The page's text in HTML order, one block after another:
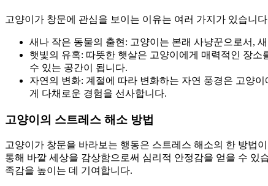
고양이가 창문에 관심을 보이는 이유는 여러 가지가 있습니
새나 작은 동물의 출현: 고양이는 본래 사냥꾼으로서,
햇빛의 유혹: 따뜻한 햇살은 고양이에게 매력적인 장
수 있는 공간이 됩니다.
자연의 변화: 계절에 따라 변화하는 자연 풍경은 고양
게 다채로운 경험을 선사합니다.
고양이의 스트레스 해소 방법
고양이가 창문을 바라보는 행동은 스트레스 해소의 한 방법
통해 바깥 세상을 감상함으로써 심리적 안정감을 얻을 수
족감을 높이는 데 기여합니다.